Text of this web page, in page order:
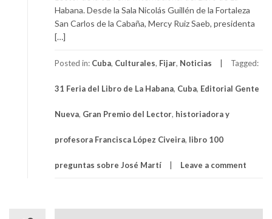
Habana. Desde la Sala Nicolás Guillén de la Fortaleza
San Carlos de la Cabaña, Mercy Ruiz Saeb, presidenta
[…]
Posted in: Cuba, Culturales, Fijar, Noticias Tagged:
31 Feria del Libro de La Habana, Cuba, Editorial Gente
Nueva, Gran Premio del Lector, historiadora y
profesora Francisca López Civeira, libro 100
preguntas sobre José Martí Leave a comment